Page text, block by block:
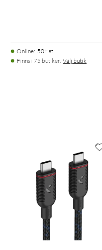
Online: 50+ st
Finns i 75 butiker. Välj butik